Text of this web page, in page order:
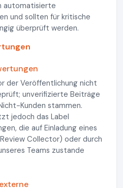
automatisierte
und sollten für kritische
überprüft werden.
der Veröffentlichung nicht
unverifizierte Beiträge
Kunden stammen.
jedoch das Label
die auf Einladung eines
Collector) oder durch
Teams zustande